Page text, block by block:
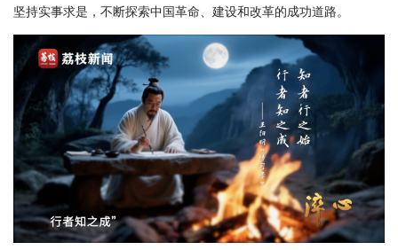
坚持实事求是，不断探索中国革命、建设和改革的成功道路。